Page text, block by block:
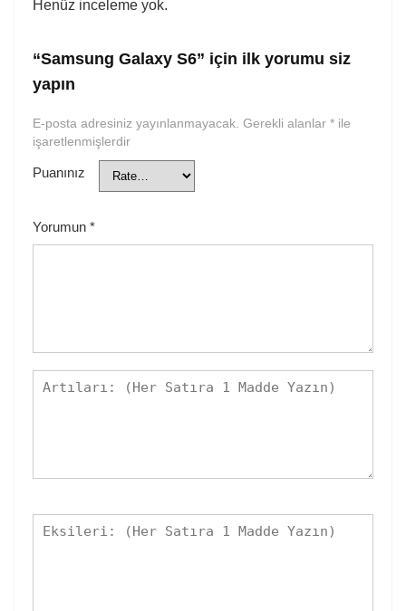
Henüz inceleme yok.
“Samsung Galaxy S6” için ilk yorumu siz
yapın
E-posta adresiniz yayınlanmayacak. Gerekli alanlar * ile
işaretlenmişlerdir
Puanınız
Yorumun *